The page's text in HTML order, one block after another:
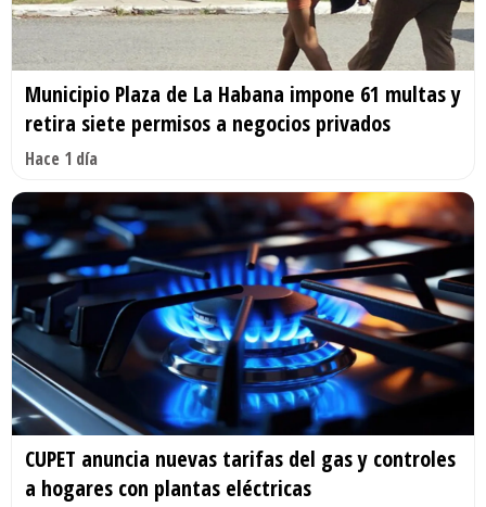
Municipio Plaza de La Habana impone 61 multas y
retira siete permisos a negocios privados
Hace 1 día
CUPET anuncia nuevas tarifas del gas y controles
a hogares con plantas eléctricas